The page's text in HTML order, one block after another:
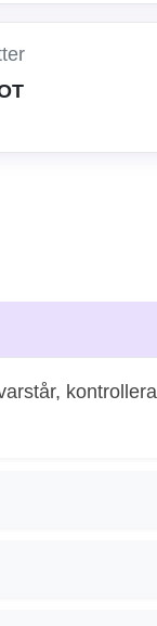
kontrollera